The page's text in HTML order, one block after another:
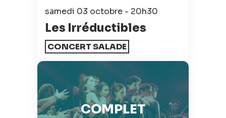
samedi 03 octobre - 20h30
Les Irréductibles
CONCERT SALADE
COMPLET